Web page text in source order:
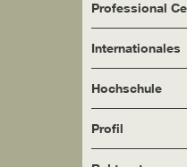
Professional
Internationales
Hochschule
Profil